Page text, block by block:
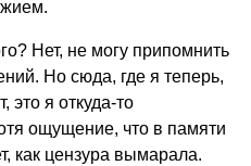
Нет, не могу припомнить
Но сюда, где я теперь,
это я откуда-то
ощущение, что в памяти
как цензура вымарала.